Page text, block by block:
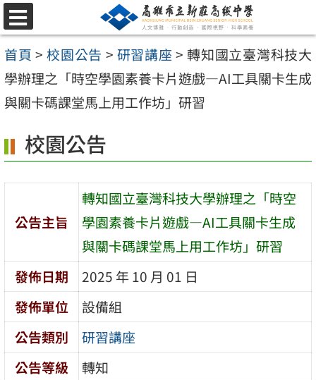
跳
至
主
要
內
區
選
單
首頁 > 校園公告 > 研習講座 > 轉知國立臺灣科技大
學辦理之「時空學園素養卡片遊戲—AI工具關卡生成
與關卡碼課堂馬上用工作坊」研習
校園公告
公告主旨
轉知國立臺灣科技大學辦理之「時空
學園素養卡片遊戲—AI工具關卡生成
與關卡碼課堂馬上用工作坊」研習
發佈日期
2025 年 10 月 01 日
發佈單位
設備組
公告類別
研習講座
公告等級
轉知